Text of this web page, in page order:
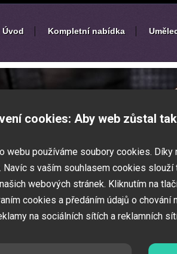
Úvod Kompletní nabídka
akcí
ples? Připravujete svatbu,
představení pro děti? Pak jste
Vám jednotlivé umělce na Vaši
a firemních akcí.
cookies: Aby web zůstal
webu používáme soubory cookies. Díky
Navíc s vaším souhlasem cookies
webových stránek. Kliknutím na
cookies a předáním údajů o chování
na sociálních sítích a reklamních